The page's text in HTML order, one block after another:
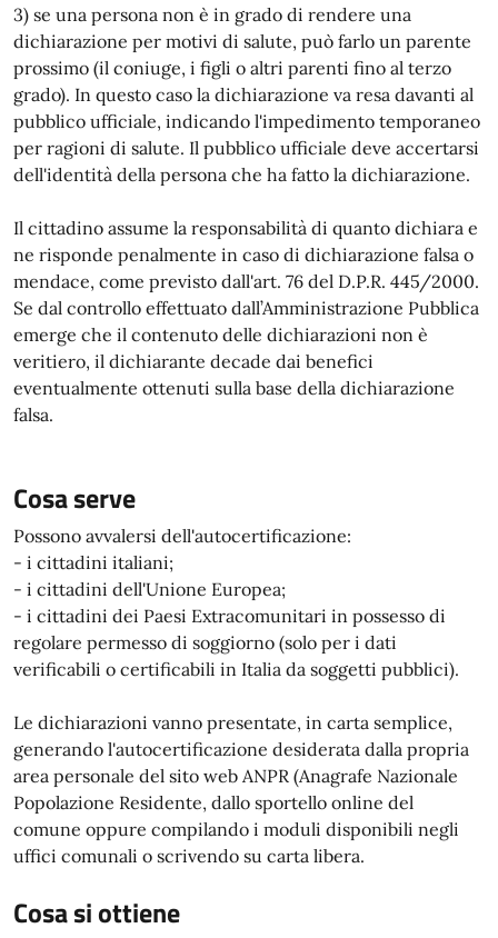
3) se una persona non è in grado di rendere una
dichiarazione per motivi di salute, può farlo un parente
prossimo (il coniuge, i figli o altri parenti fino al terzo
grado). In questo caso la dichiarazione va resa davanti al
pubblico ufficiale, indicando l'impedimento temporaneo
per ragioni di salute. Il pubblico ufficiale deve accertarsi
dell'identità della persona che ha fatto la dichiarazione.
Il cittadino assume la responsabilità di quanto dichiara e
ne risponde penalmente in caso di dichiarazione falsa o
mendace, come previsto dall'art. 76 del D.P.R. 445/2000.
Se dal controllo effettuato dall’Amministrazione Pubblica
emerge che il contenuto delle dichiarazioni non è
veritiero, il dichiarante decade dai benefici
eventualmente ottenuti sulla base della dichiarazione
falsa.
Cosa serve
Possono avvalersi dell'autocertificazione:
- i cittadini italiani;
- i cittadini dell'Unione Europea;
- i cittadini dei Paesi Extracomunitari in possesso di
regolare permesso di soggiorno (solo per i dati
verificabili o certificabili in Italia da soggetti pubblici).
Le dichiarazioni vanno presentate, in carta semplice,
generando l'autocertificazione desiderata dalla propria
area personale del sito web ANPR (Anagrafe Nazionale
Popolazione Residente, dallo sportello online del
comune oppure compilando i moduli disponibili negli
uffici comunali o scrivendo su carta libera.
Cosa si ottiene